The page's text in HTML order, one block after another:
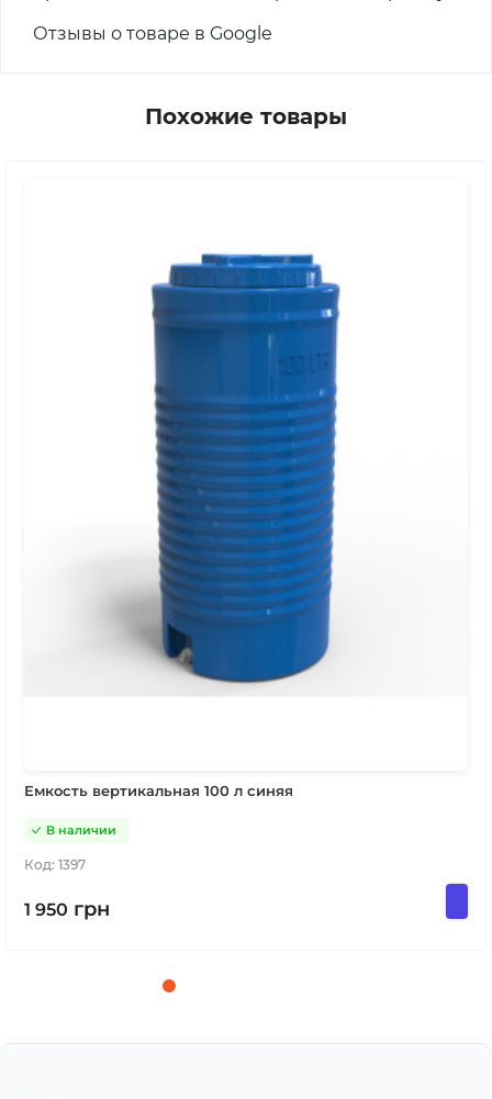
Отзывы о товаре в Google
Похожие товары
Емкость вертикальная 100 л синяя
Код: 1397
В наличии
1 950 грн